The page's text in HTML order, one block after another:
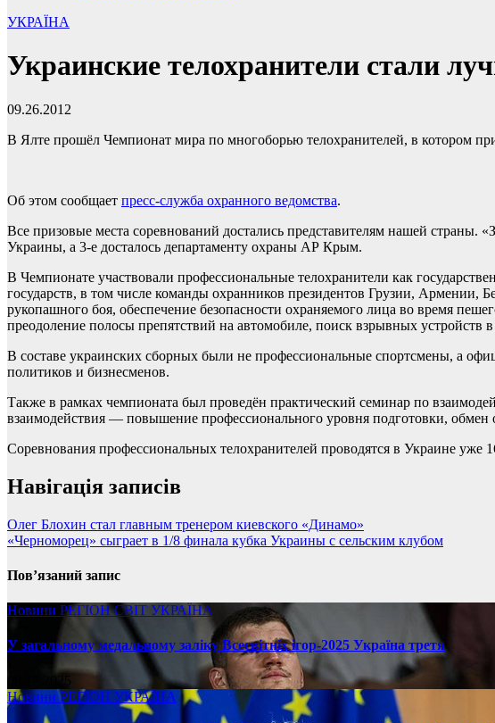
УКРАЇНА
Украинские телохранители стали
09.26.2012
В Ялте прошёл Чемпионат мира по многоборью телохранителей, в котором
Об этом сообщает пресс-служба охранного ведомства.
Все призовые места соревнований достались представителям нашей страны.
Украины, а 3-е досталось департаменту охраны АР Крым.
В Чемпионате участвовали профессиональные телохранители как
государств, в том числе команды охранников президентов Грузии, Армении,
рукопашного боя, обеспечение безопасности охраняемого лица во время
преодоление полосы препятствий на автомобиле, поиск взрывных устройств
В составе украинских сборных были не профессиональные спортсмены, а
политиков и бизнесменов.
Также в рамках чемпионата был проведён практический семинар по
взаимодействия — повышение профессионального уровня подготовки,
Соревнования профессиональных телохранителей проводятся в Украине уже
Навігація записів
Олег Блохин стал главным тренером киевского «Динамо»
«Черноморец» сыграет в 1/8 финала кубка Украины с сельским клубом
Пов’язаний запис
Новини РЕГІОНСВІТ УКРАЇНА
У загальному медальному заліку Всесвітніх ігор-2025 Україна третя
08.17.2025
НовиниРЕГІОН УКРАЇНА